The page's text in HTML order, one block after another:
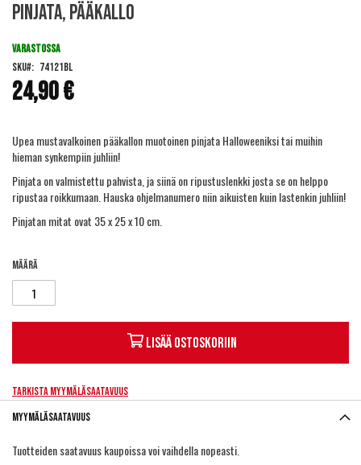
to
beginning
the
images
gallery
Pinjata, Pääkallo
24,90 €
VARASTOSSA
SKU
74121BL
Upea mustavalkoinen pääkallon muotoinen pinjata Halloweeniksi tai muihin
hieman synkempiin juhliin!
Pinjata on valmistettu pahvista, ja siinä on ripustuslenkki josta se on helppo
ripustaa roikkumaan. Hauska ohjelmanumero niin aikuisten kuin lastenkin juhliin!
Pinjatan mitat ovat 35 x 25 x 10 cm.
Määrä
Lisää ostoskoriin
Tarkista myymäläsaatavuus
Myymäläsaatavuus
Tuotteiden saatavuus kaupoissa voi vaihdella nopeasti.